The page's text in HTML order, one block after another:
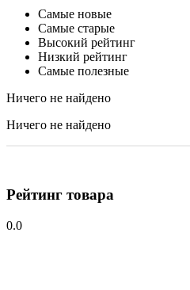
Самые новые
Самые старые
Высокий рейтинг
Низкий рейтинг
Самые полезные
Ничего не найдено
Ничего не найдено
Рейтинг товара
0.0